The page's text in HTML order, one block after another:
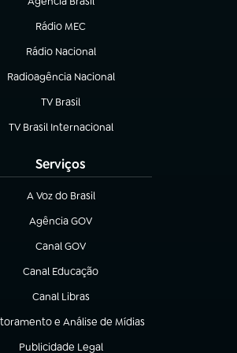
(abre em nova aba)
Rádio MEC
(abre em nova aba)
Rádio Nacional
Radioagência Nacional
(abre em nova aba)
TV Brasil
(abre em nova aba)
TV Brasil Internacional
(abre em nova aba)
Serviços
A Voz do Brasil
(abre em nova aba)
Agência GOV
(abre em nova aba)
Canal GOV
(abre em nova aba)
Canal Educação
(abre em nova aba)
Canal Libras
(abre em nova aba)
e Análise de Mídias
em nova aba)
Publicidade Legal